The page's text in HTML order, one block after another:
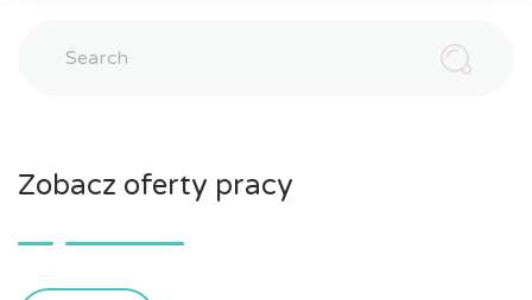
Zobacz oferty pracy